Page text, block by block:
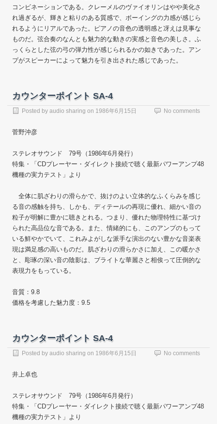
コンビネーションである。クレーメルのヴァイオリンはやや美化さ
れ過ぎるが、輝きと粘りのある質感で、ボーイングの力感が感じら
れるようにリアルであった。ピアノの音色の透明感と冴えは見事な
ものだ。弦合奏のなんとも魅力的な動きの実感と音色の美しさ。ふ
っくらとした弦の弓の弾力性が感じられるかの如きであった。アン
プがスピーカーによって魅力を引き出された感じであった。
カウンターポイント SA-4
Posted by audio sharing on 1986年6月15日 No comments
菅野沖彦
ステレオサウンド 79号（1986年6月発行）
特集・「CDプレーヤー・ダイレクト接続で聴く最新パワーアンプ48
機種の実力テスト」より
全体に肌ざわりの滑らかで、抜けのよい立体的なふくらみを感じ
る音の感触を持ち、しかも、ディテールの再現に優れ、細かい音の
粒子が明解に豊かに聴きとれる。つまり、優れた物理特性に基づけ
られた高品位な音である。また、情緒的にも、このアンプのもって
いる鮮やかでいて、これみよがしな派手な演出のない豊かな音楽表
現は満足感の高いものだ。肌ざわりの滑らかさに加え、この暖かさ
と、彫琢の深い音の陰影は、ブライトな華麗さと相俟って圧倒的な
表現力をもっている。
音質：9.8
価格を考慮した魅力度：9.5
カウンターポイント SA-4
Posted by audio sharing on 1986年6月15日 No comments
井上卓也
ステレオサウンド 79号（1986年6月発行）
特集・「CDプレーヤー・ダイレクト接続で聴く最新パワーアンプ48
機種の実力テスト」より